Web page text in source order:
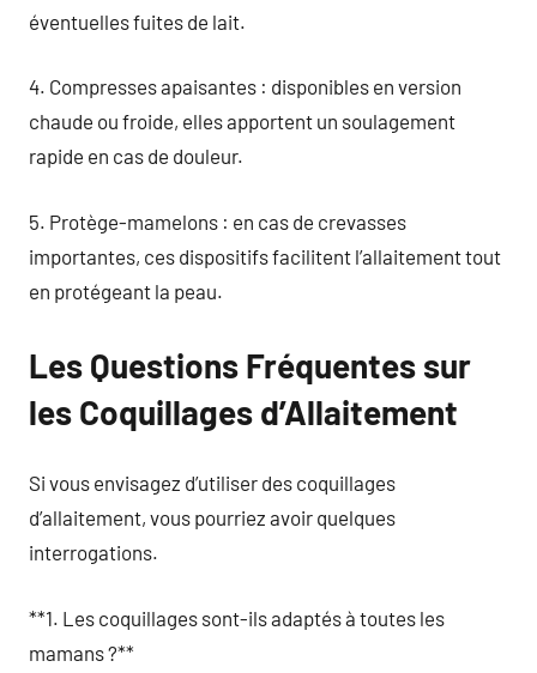
éventuelles fuites de lait.
4. Compresses apaisantes : disponibles en version
chaude ou froide, elles apportent un soulagement
rapide en cas de douleur.
5. Protège-mamelons : en cas de crevasses
importantes, ces dispositifs facilitent l’allaitement tout
en protégeant la peau.
Les Questions Fréquentes sur
les Coquillages d’Allaitement
Si vous envisagez d’utiliser des coquillages
d’allaitement, vous pourriez avoir quelques
interrogations.
**1. Les coquillages sont-ils adaptés à toutes les
mamans ?**